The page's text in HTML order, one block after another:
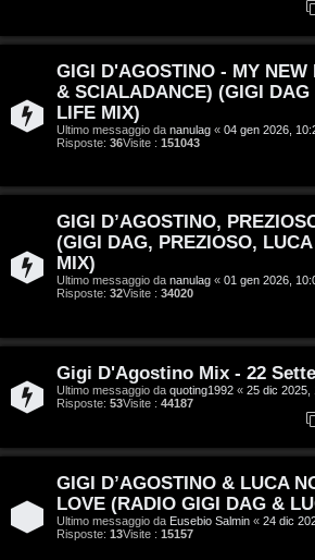
A
g
m
n
i
a
t
t
v
GIGI D'AGOSTINO - MY NEW
& SCIALADANCE) (GIGI DAG
LIFE MIX)
Ultimo messaggio da nanulag « 04 gen 2026,
Risposte: 36Visite : 151043
GIGI D’AGOSTINO,
(GIGI DAG, PREZIOSO, LUCA
MIX)
Ultimo messaggio da nanulag « 01 gen 2026,
Risposte: 32Visite : 34020
Gigi D'Agostino Mix - 22
Ultimo messaggio da quoting1992 « 25 dic 2025,
Risposte: 53Visite : 44187
GIGI D’AGOSTINO & LUCA
LOVE (RADIO GIGI DAG &
Ultimo messaggio da Eusebio Salmin « 24 dic
Risposte: 13Visite : 15157
o
n
o
r
s
a